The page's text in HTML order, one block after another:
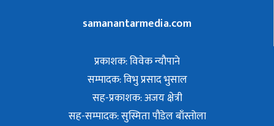
samanantarmedia.com
प्रकाशक: विवेक न्याैपाने
सम्पादक: विभु प्रसाद भुसाल
सह-प्रकाशक: अजय क्षेत्री
सह-सम्पादक: सुस्मिता पौडेल बाँस्तोला